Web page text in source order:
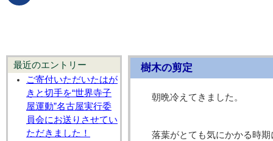
最近のエントリー
ご寄付いただいたはが
きと切手を“世界寺子
屋運動”名古屋実行委
員会にお送りさせてい
ただきました！
樹木の剪定
朝晩冷えてきました。
落葉がとても気にかかる時